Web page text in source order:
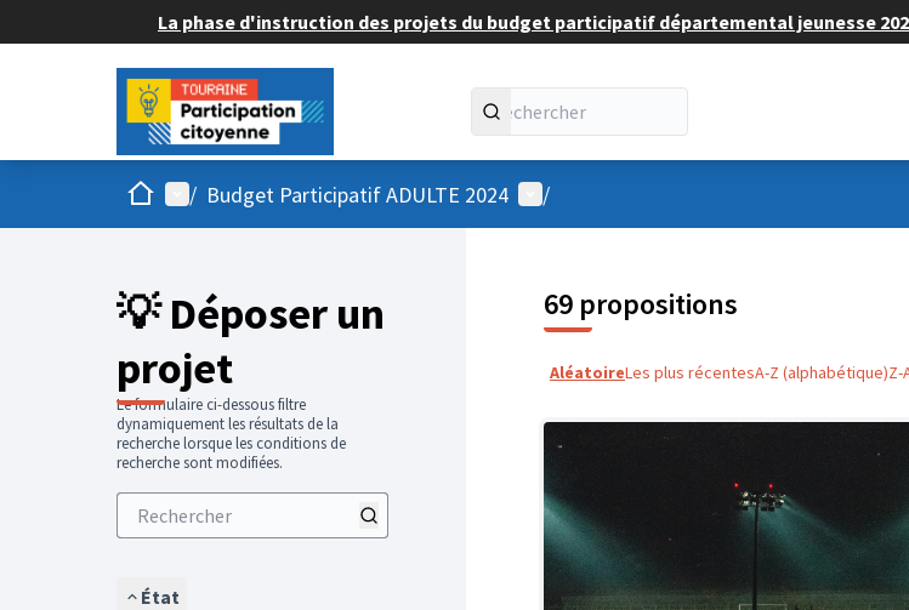
La phase d'instruction des projets du budget participatif départemental jeunesse
AccueilMenu principal
/ Budget Participatif ADULTE 2024 Menu utilisateur
/
💡 Déposer un
projet
Le formulaire ci-dessous filtre
dynamiquement les résultats de la
recherche lorsque les conditions de
recherche sont modifiées.
État
69 propositions
AléatoireLes plus récentesA-Z (alphabétique)Z-